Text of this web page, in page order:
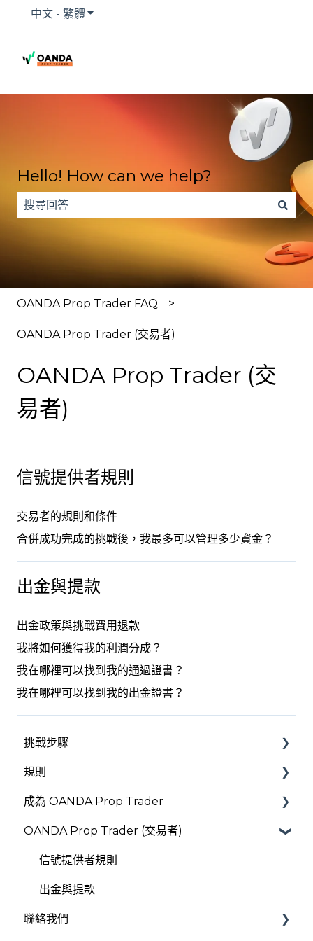
中文 - 繁體 顯示翻譯的子功能表
Hello! How can we help?
OANDA Prop Trader FAQ
OANDA Prop Trader (交易者)
OANDA Prop Trader (交
易者)
信號提供者規則
交易者的規則和條件
合併成功完成的挑戰後，我最多可以管理多少資金？
出金與提款
出金政策與挑戰費用退款
我將如何獲得我的利潤分成？
我在哪裡可以找到我的通過證書？
我在哪裡可以找到我的出金證書？
挑戰步驟
儀表板
規則
規則
每日虧損限額
最大虧損
每日最大利潤
新聞交易
成為 OANDA Prop Trader
驗證與入職
OANDA Global Markets
OANDA Prop Trader (交易者)
信號提供者規則
出金與提款
聯絡我們